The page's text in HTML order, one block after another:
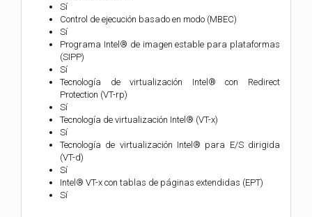
Sí
Control de ejecución basado en modo (MBEC)
Sí
Programa Intel® de imagen estable para plataformas
(SIPP)
Sí
Tecnología de virtualización Intel® con Redirect
Protection (VT-rp)
Sí
Tecnología de virtualización Intel® (VT-x)
Sí
Tecnología de virtualización Intel® para E/S dirigida
(VT-d)
Sí
Intel® VT-x con tablas de páginas extendidas (EPT)
Sí